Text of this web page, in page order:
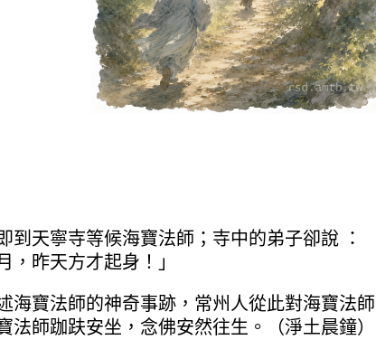
天寧寺等候海寶法師；寺中的弟子卻說 ：
，昨天方才起身！」
寶法師的神奇事跡，常州人從此對海寶法師
法師跏趺安坐，念佛安然往生。（淨土晨鐘）